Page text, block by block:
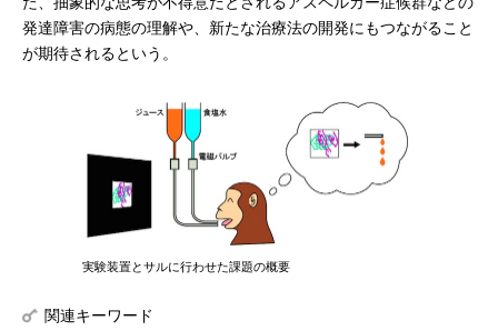
発達障害の病態の理解や、新たな治療法の開発にもつながること
が期待されるという。
実験装置とサルに行わせた課題の概要
関連キーワード